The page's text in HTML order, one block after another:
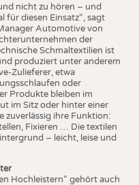
nicht zu hören – und
für diesen Einsatz“, sagt
Automotive von
der
Schmaltextilien ist
produziert unter anderem
Zulieferer, etwa
oder
Produkte bleiben im
im Sitz oder hinter einer
zuverlässig ihre Funktion:
Fixieren … Die textilen
– leicht, leise und
Hochleistern“ gehört auch